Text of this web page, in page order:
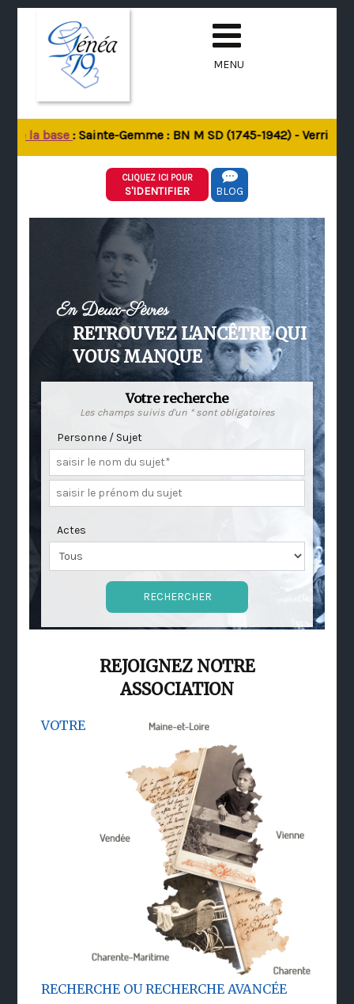
MENU
la base: Sainte-Gemme : BN M SD (1745-1942) - Verrines-
CLIQUEZ ICI POUR
S'IDENTIFIER BLOG
En Deux-Sèvres
RETROUVEZ L'ANCÊTRE QUI
VOUS MANQUE
Votre recherche
Les champs suivis d'un * sont obligatoires
Personne / Sujet
Actes
REJOIGNEZ NOTRE
ASSOCIATION
VOTRE
RECHERCHE OU RECHERCHE AVANCÉE